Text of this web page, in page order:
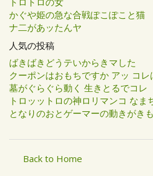
かぐや姫の急な合戦ぽこぽこと猫
ナ二があッたんヤ
人気の投稿
ばきばきどうテいからきマした
クーポンはおもちですか アッ コ
墓がぐらぐら動く 生きとるでコレ
トロッットロの神ロリマンコ なま
となりのおとゲーマーの動きがき
Back to Home